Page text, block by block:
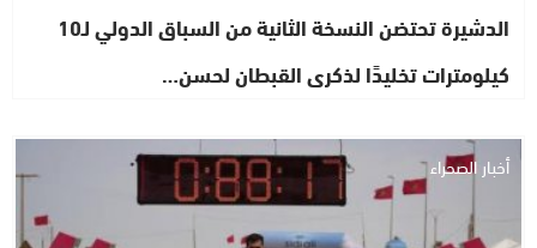
الدشيرة تحتضن النسخة الثانية من السباق الدولي لـ10
كيلومترات تخليدًا لذكرى القبطان لحسن…
أخبار الصحراء